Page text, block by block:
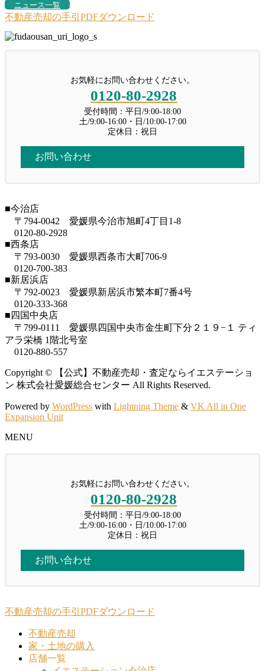
ニュース一覧
不動産売却の手引PDFダウンロード
お気軽にお問い合わせください。
0120-80-2928
受付時間：平日/9:00-18:00
土/9:00-16:00・日/10:00-17:00
定休日：祝日
お問い合わせ
■今治店
〒794-0042 愛媛県今治市旭町4丁目1-8
0120-80-2928
■西条店
〒793-0030 愛媛県西条市大町706-9
0120-700-383
■新居浜店
〒792-0023 愛媛県新居浜市繁本町7番4号
0120-333-368
■四国中央店
〒799-0111 愛媛県四国中央市金生町下分２１９−１ ティ
アラ栄橋 1階北号室
0120-880-557
Copyright © 【公式】不動産売却・査定ならイエステーショ
ン 株式会社愛媛総合センター All Rights Reserved.
Powered by WordPress with Lightning Theme & VK All in One
Expansion Unit
MENU
お気軽にお問い合わせください。
0120-80-2928
受付時間：平日/9:00-18:00
土/9:00-16:00・日/10:00-17:00
定休日：祝日
お問い合わせ
不動産売却の手引PDFダウンロード
不動産売却
家・土地の購入
店舗一覧